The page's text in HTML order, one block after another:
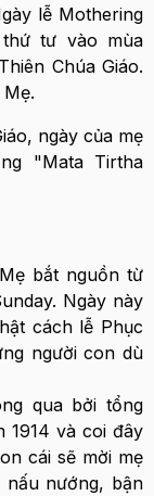
lễ Mothering
tư vào mùa
Chúa Giáo.
ngày của mẹ
"Mata Tirtha
bắt nguồn từ
Ngày này
cách lễ Phục
người con dù
qua bởi tổng
1914 và coi đây
cái sẽ mời mẹ
nướng, bận